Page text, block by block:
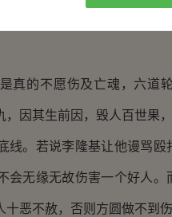
一片赞同声，纷纷指责方
的不愿伤及亡魂，六道
因其生前因，毁人百世果，
。若说李隆基让他谩骂殴
会无缘无故伤害一个好人
恶不赦，否则方圆做不到伤